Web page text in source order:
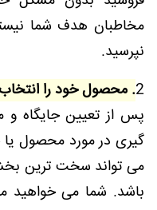
مخاطبان هدف شما
نپرسید.
2. محصول خود را
پس از تعیین جایگاه
گیری در مورد محصول
می تواند سخت ترین بخش
باشد. شما می خواهید